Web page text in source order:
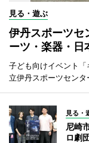
見る・遊ぶ
伊丹スポーツ
ーツ・楽器・日
子ども向けイベント
立伊丹スポーツセンタ
見る・
尼崎
ロ劇